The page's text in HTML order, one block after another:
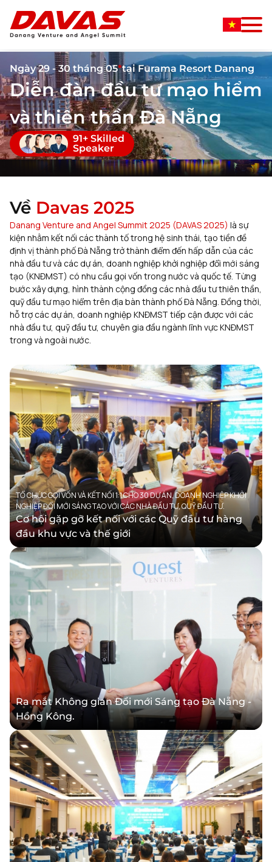
Ngày 29 - 30 tháng 05*tại Furama Resort Danang
Diễn đàn đầu tư mạo hiểm
và thiên thần Đà Nẵng
91+ Skilled
Speaker
Về Davas 2025
Danang Venture and Angel Summit 2025 (DAVAS 2025) là sự
kiện nhằm kết nối các thành tố trong hệ sinh thái, tạo tiền đề
định vị thành phố Đà Nẵng trở thành điểm đến hấp dẫn của các
nhà đầu tư và các dự án, doanh nghiệp khởi nghiệp đổi mới sáng
tạo (KNĐMST) có nhu cầu gọi vốn trong nước và quốc tế. Từng
bước xây dựng, hình thành cộng đồng các nhà đầu tư thiên thần,
quỹ đầu tư mạo hiểm trên địa bàn thành phố Đà Nẵng. Đồng thời,
hỗ trợ các dự án, doanh nghiệp KNĐMST tiếp cận được với các
nhà đầu tư, quỹ đầu tư, chuyên gia đầu ngành lĩnh vực KNĐMST
trong và ngoài nước.
TỔ CHỨC GỌI VỐN VÀ KẾT NỐI 1:1 CHO 30 DỰ ÁN, DOANH NGHIỆP KHỞI
NGHIỆP ĐỔI MỚI SÁNG TẠO VỚI CÁC NHÀ ĐẦU TƯ, QUỸ ĐẦU TƯ.
Cơ hội gặp gỡ kết nối với các Quỹ đầu tư hàng
đầu khu vực và thế giới
Ra mắt Không gian Đổi mới Sáng tạo Đà Nẵng -
Hồng Kông.